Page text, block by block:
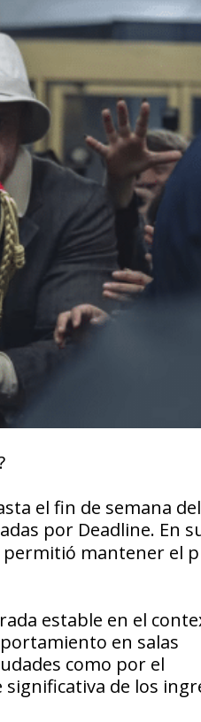
el fin de semana
por Deadline. En
permitió mantener el
estable en el
en salas
como por el
de los